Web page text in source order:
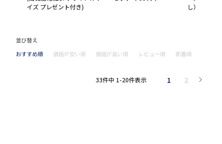
イズ プレゼント付き)
し）
並び替え
おすすめ順
価格が安い順 価格が高い順 レビュー順 新着順
33件中 1-20件表示 1 2